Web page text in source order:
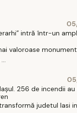
intră într-un
valoroase
256 de incendii
judetul Iasi